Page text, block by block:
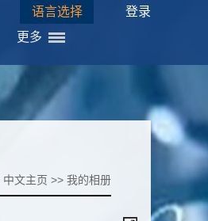
语言选择
更多
登录
中文主页 >> 我的相册